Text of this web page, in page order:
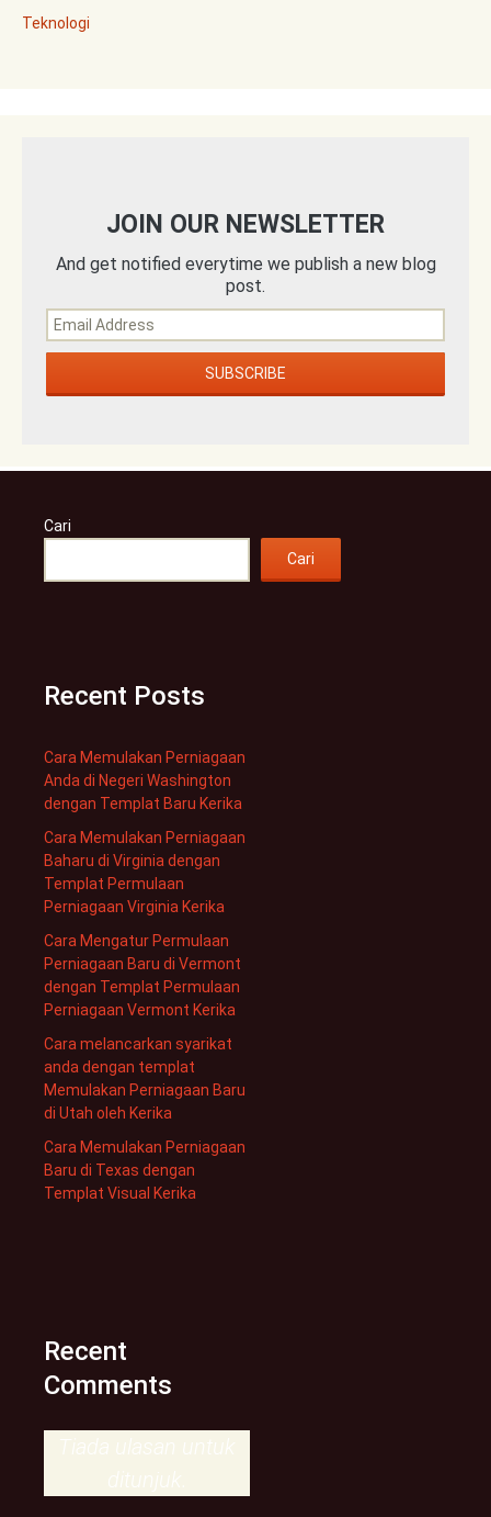
Teknologi
JOIN OUR NEWSLETTER
And get notified everytime we publish a new blog
post.
Cari
Cari
Recent Posts
Cara Memulakan Perniagaan
Anda di Negeri Washington
dengan Templat Baru Kerika
Cara Memulakan Perniagaan
Baharu di Virginia dengan
Templat Permulaan
Perniagaan Virginia Kerika
Cara Mengatur Permulaan
Perniagaan Baru di Vermont
dengan Templat Permulaan
Perniagaan Vermont Kerika
Cara melancarkan syarikat
anda dengan templat
Memulakan Perniagaan Baru
di Utah oleh Kerika
Cara Memulakan Perniagaan
Baru di Texas dengan
Templat Visual Kerika
Recent
Comments
Tiada ulasan untuk
ditunjuk.